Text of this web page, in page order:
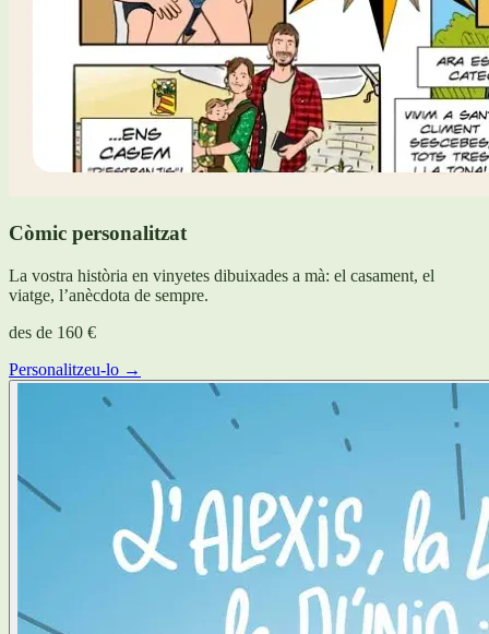
Còmic personalitzat
La vostra història en vinyetes dibuixades a mà: el casament, el
viatge, l’anècdota de sempre.
des de 160 €
Personalitzeu-lo →